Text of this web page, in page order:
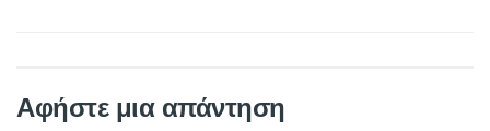
Αφήστε μια απάντηση